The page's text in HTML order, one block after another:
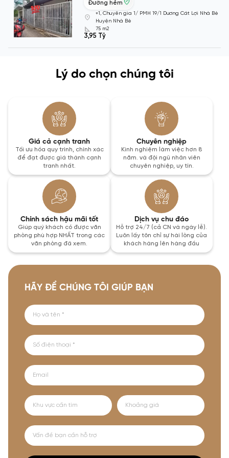
Đường hẻm
+1, Chuyên gia 1/ PMH 19/1 Dương Cát Lợi Nhà Bè
Huyện Nhà Bè
75 m2
3,95 Tỷ
Lý do chọn chúng tôi
Giá cả cạnh tranh
Tối ưu hóa quy trình, chính xác
để đạt được giá thành cạnh
tranh nhất.
Chuyên nghiệp
Kinh nghiệm làm việc hơn 8
năm. và đội ngũ nhân viên
chuyên nghiệp, uy tín.
Chính sách hậu mãi tốt
Giúp quý khách có được văn
phòng phù hợp NHẤT trong các
văn phòng đã xem.
Dịch vụ chu đáo
Hỗ trợ 24/7 (cả CN và ngày lễ).
Luôn lấy tôn chỉ sự hài lòng của
khách hàng lên hàng đầu
HÃY ĐỂ CHÚNG TÔI GIÚP BẠN